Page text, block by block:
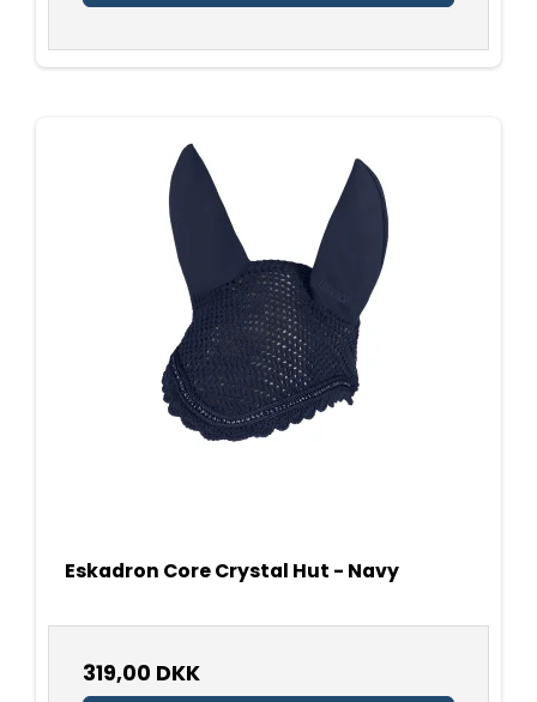
Eskadron Core Crystal Hut - Navy
319,00 DKK